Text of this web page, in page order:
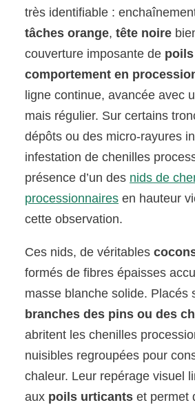
très identifiable :
tâches orange,tête noire
couverture imposante de
comportement en
ligne continue, avancée avec
mais régulier. Sur certains
dépôts ou des micro-rayures
infestation de chenilles
présence d’un des nids de
processionnaires en hauteur
cette observation.
Ces nids, de véritables
formés de fibres épaisses
masse blanche solide. Placés
branches des pins ou des
abritent les chenilles
nuisibles regroupées pour
chaleur. Leur repérage visuel
aux poils urticants et permet